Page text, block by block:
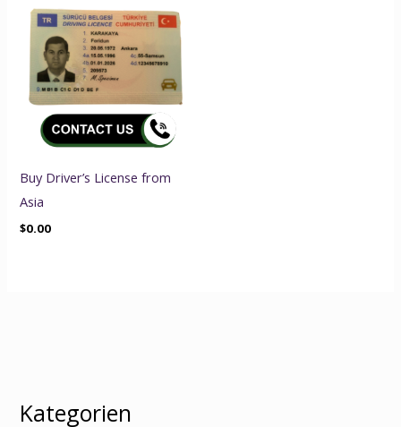
Buy Driver’s License from
Asia
$0.00
Kategorien